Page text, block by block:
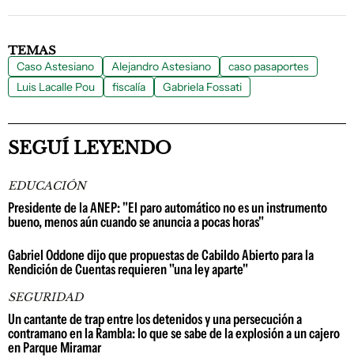
TEMAS
Caso Astesiano Alejandro Astesiano
caso pasaportes
Luis Lacalle Pou
fiscalía Gabriela Fossati
SEGUÍ LEYENDO
EDUCACIÓN
Presidente de la ANEP: "El paro automático no es un instrumento
bueno, menos aún cuando se anuncia a pocas horas"
Gabriel Oddone dijo que propuestas de Cabildo Abierto para la
Rendición de Cuentas requieren "una ley aparte"
SEGURIDAD
Un cantante de trap entre los detenidos y una persecución a
contramano en la Rambla: lo que se sabe de la explosión a un cajero
en Parque Miramar